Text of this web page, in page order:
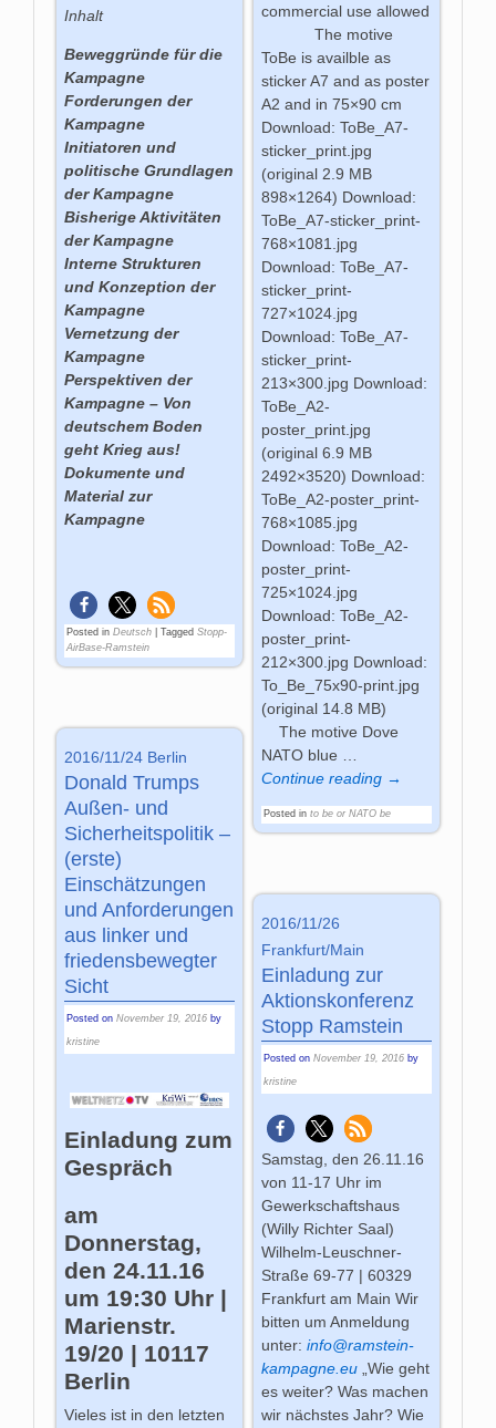
Inhalt
Beweggründe für die
Kampagne
Forderungen der
Kampagne
Initiatoren und
politische Grundlagen
der Kampagne
Bisherige Aktivitäten
der Kampagne
Interne Strukturen
und Konzeption der
Kampagne
Vernetzung der
Kampagne
Perspektiven der
Kampagne – Von
deutschem Boden
geht Krieg aus!
Dokumente und
Material zur
Kampagne
Posted in Deutsch |Tagged Stopp-
AirBase-Ramstein
commercial use allowed
The motive
ToBe is availble as
sticker A7 and as poster
A2 and in 75×90 cm
Download: ToBe_A7-
sticker_print.jpg
(original 2.9 MB
898×1264) Download:
ToBe_A7-sticker_print-
768×1081.jpg
Download: ToBe_A7-
sticker_print-
727×1024.jpg
Download: ToBe_A7-
sticker_print-
213×300.jpg Download:
ToBe_A2-
poster_print.jpg
(original 6.9 MB
2492×3520) Download:
ToBe_A2-poster_print-
768×1085.jpg
Download: ToBe_A2-
poster_print-
725×1024.jpg
Download: ToBe_A2-
poster_print-
212×300.jpg Download:
To_Be_75x90-print.jpg
(original 14.8 MB)
The motive Dove
NATO blue
Continue reading →
Posted in to be or NATO be
2016/11/24 Berlin
Donald Trumps
Außen- und
Sicherheitspolitik –
(erste)
Einschätzungen
und Anforderungen
aus linker und
friedensbewegter
Sicht
Posted onNovember 19, 2016 by
kristine
Einladung zum
Gespräch
am
Donnerstag,
den 24.11.16
um 19:30 Uhr |
Marienstr.
19/20 | 10117
Berlin
Vieles ist in den letzten
2016/11/26
Frankfurt/Main
Einladung zur
Aktionskonferenz
Stopp Ramstein
Posted on November 19, 2016 by
kristine
Samstag, den 26.11.16
von 11-17 Uhr im
Gewerkschaftshaus
(Willy Richter Saal)
Wilhelm-Leuschner-
Straße 69-77 | 60329
Frankfurt am Main Wir
bitten um Anmeldung
unter: info@ramstein-
kampagne.eu„Wie geht
es weiter? Was machen
wir nächstes Jahr? Wie